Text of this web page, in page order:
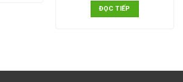
ĐỌC TIẾP